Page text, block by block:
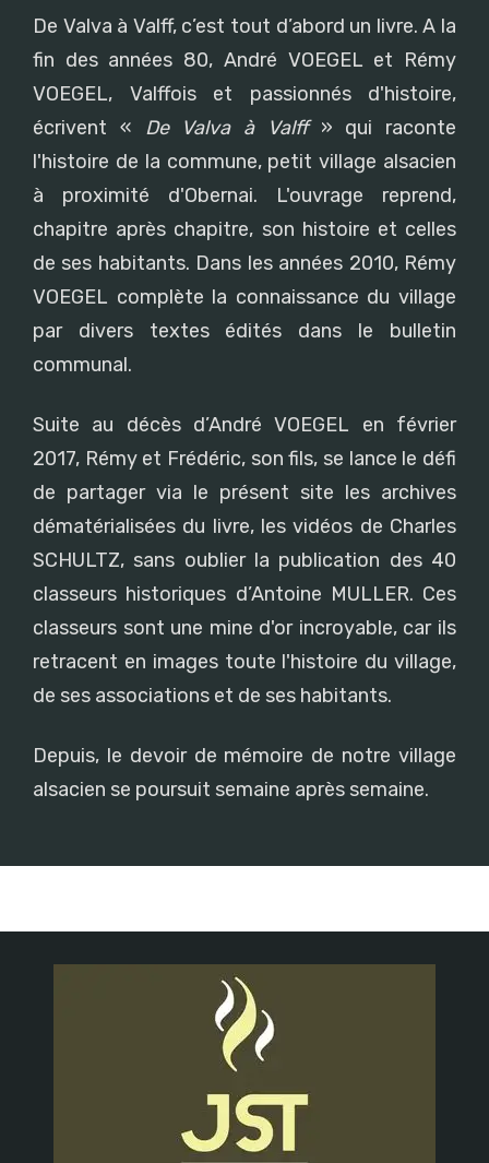
De Valva à Valff, c’est tout d’abord un livre. A la
fin des années 80, André VOEGEL et Rémy
VOEGEL, Valffois et passionnés d'histoire,
écrivent « De Valva à Valff» qui raconte
l'histoire de la commune, petit village alsacien
à proximité d'Obernai. L'ouvrage reprend,
chapitre après chapitre, son histoire et celles
de ses habitants. Dans les années 2010, Rémy
VOEGEL complète la connaissance du village
par divers textes édités dans le bulletin
communal.
Suite au décès d’André VOEGEL en février
2017, Rémy et Frédéric, son fils, se lance le défi
de partager via le présent site les archives
dématérialisées du livre, les vidéos de Charles
SCHULTZ, sans oublier la publication des 40
classeurs historiques d’Antoine MULLER. Ces
classeurs sont une mine d'or incroyable, car ils
retracent en images toute l'histoire du village,
de ses associations et de ses habitants.
Depuis, le devoir de mémoire de notre village
alsacien se poursuit semaine après semaine.